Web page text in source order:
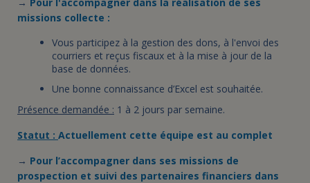
missions collecte :
Vous participez à la gestion des dons, à l'envoi des
courriers et reçus fiscaux et à la mise à jour de la
base de données.
Une bonne connaissance d’Excel est souhaitée.
Présence demandée : 1 à 2 jours par semaine.
Statut : Actuellement cette équipe est au complet
→ Pour l’accompagner dans ses missions de
prospection et suivi des partenaires financiers dans